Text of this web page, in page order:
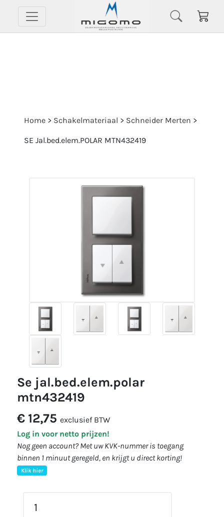
Home > Schakelmateriaal > Schneider Merten >
SE Jal.bed.elem.POLAR MTN432419
se jal.bed.elem.polar
mtn432419
€ 12,75 exclusief BTW
Log in voor netto prijzen!
Nog geen account? Met uw KVK-nummer is toegang
binnen 1 minuut geregeld, en krijgt u direct korting!
Klik hier